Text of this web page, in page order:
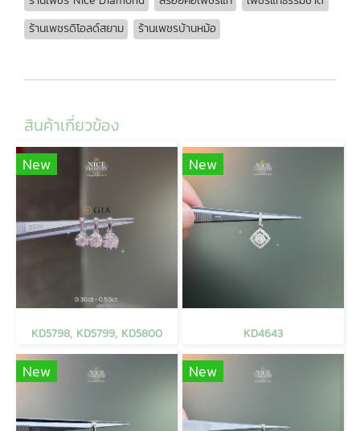
ร้านเพชรดิโอลด์สยาม
ร้านเพชรบ้านหม้อ
สินค้าเกี่ยวข้อง
New
KD5798, KD5799, KD5800
New
KD4643
New New